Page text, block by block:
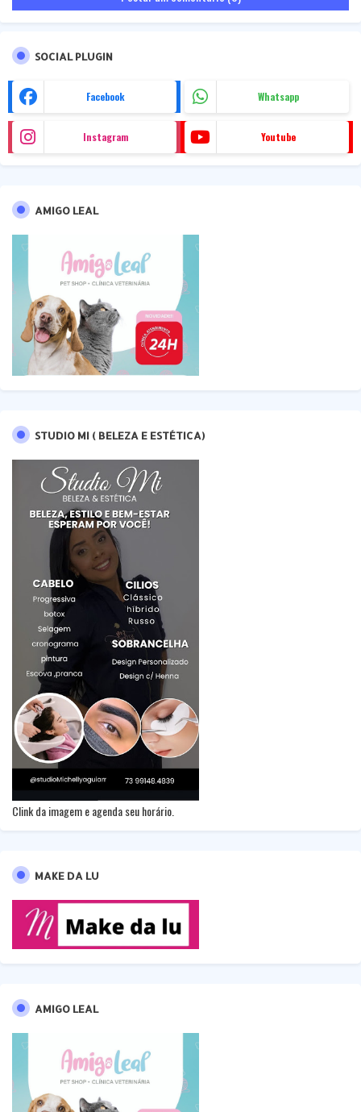
SOCIAL PLUGIN
Facebook Whatsapp
Instagram Youtube
AMIGO LEAL
STUDIO MI ( BELEZA E ESTÉTICA)
Clink da imagem e agenda seu horário.
MAKE DA LU
AMIGO LEAL